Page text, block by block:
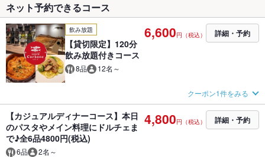
ネット予約できるコース
飲み放題
【貸切限定】120分
飲み放題付きコース
8品 12名～
6,600円（税込） 詳細・予約
クーポン1件をみる
【カジュアルディナーコース】本日
のパスタやメイン料理にドルチェま
で♪全6品4800円(税込)
6品 2名～
4,800円（税込） 詳細・予約